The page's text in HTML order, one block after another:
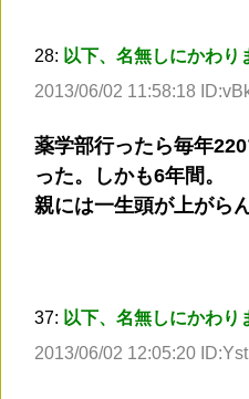
28: 以下、名無しにかわ
2013/06/02 11:58:18
薬学部行ったら毎年
った。しかも6年間。
親には一生頭が上がらん
37: 以下、名無しにかわ
2013/06/02 12:05:20